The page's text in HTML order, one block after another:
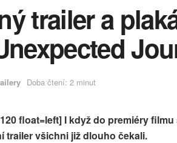
trailer a
Doba čtení: 2 minut
float=left] I když do premiéry
trailer všichni již dlouho čekali.